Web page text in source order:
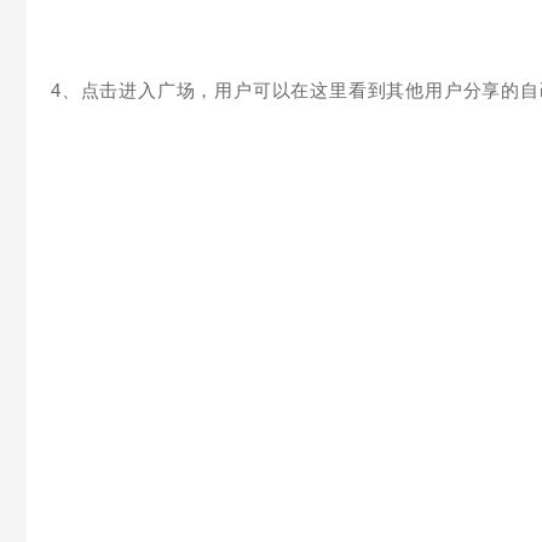
4、点击进入广场，用户可以在这里看到其他用户分享的自